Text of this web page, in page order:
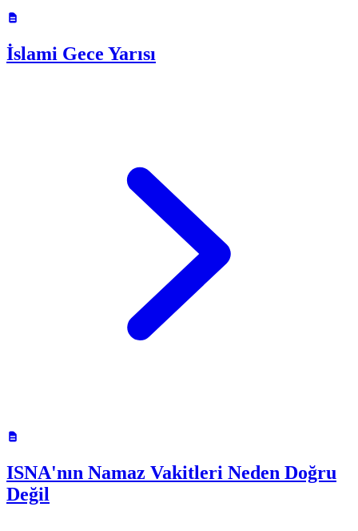
İslami Gece Yarısı
ISNA'nın Namaz Vakitleri Neden Doğru
Değil